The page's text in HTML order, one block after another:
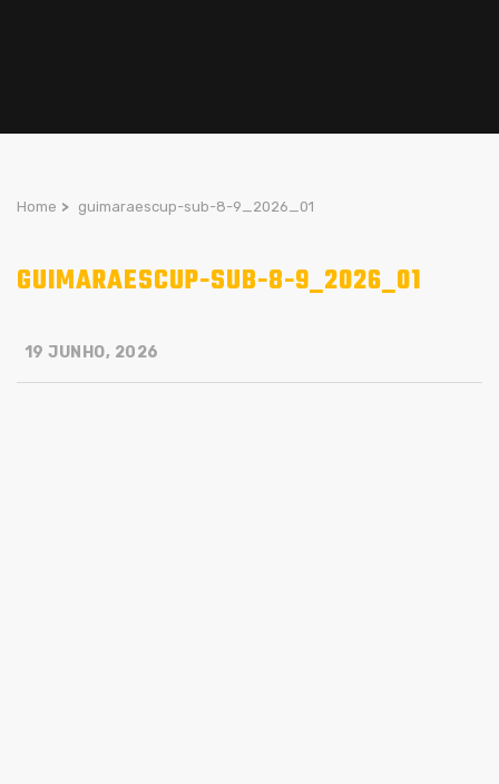
Home > guimaraescup-sub-8-9_2026_01
GUIMARAESCUP-SUB-8-9_2026_01
19 JUNHO, 2026